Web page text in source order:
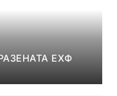
ЕХФ